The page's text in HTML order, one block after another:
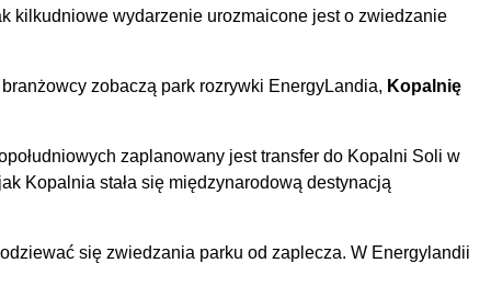
kilkudniowe wydarzenie urozmaicone jest o zwiedzanie
zobaczą park rozrywki EnergyLandia, Kopalnię
zaplanowany jest transfer do Kopalni Soli w
Kopalnia stała się międzynarodową destynacją
się zwiedzania parku od zaplecza. W Energylandii